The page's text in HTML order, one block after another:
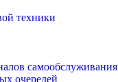
техники
самообслуживания
очередей